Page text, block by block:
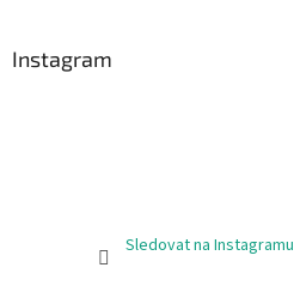
Instagram
Sledovat na Instagramu